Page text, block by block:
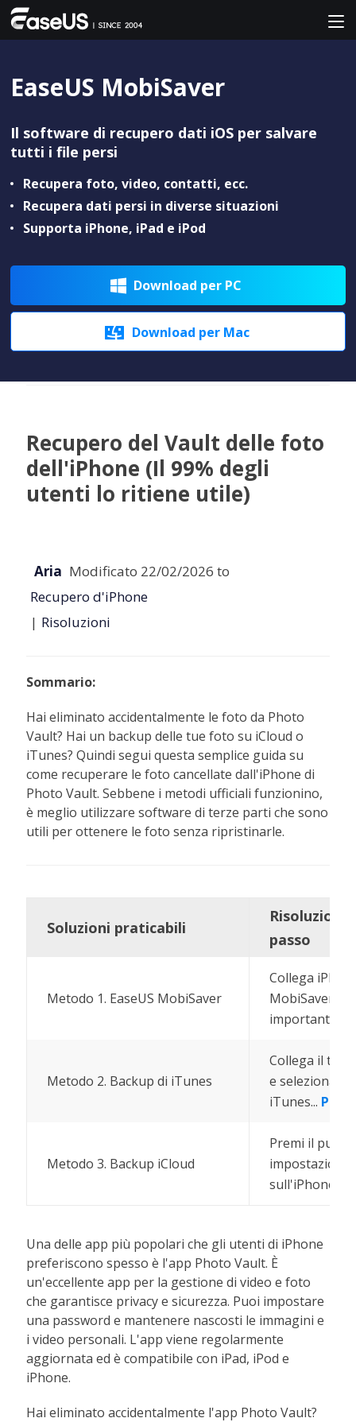
EaseUS MobiSaver
Il software di recupero dati iOS per salvare
tutti i file persi
Recupera foto, video, contatti, ecc.
Recupera dati persi in diverse situazioni
Supporta iPhone, iPad e iPod
 Download per PC
 Download per Mac
Recupero del Vault delle foto
dell'iPhone (Il 99% degli
utenti lo ritiene utile)
Aria Modificato 22/02/2026 to
Recupero d'iPhone
| Risoluzioni
Sommario:
Hai eliminato accidentalmente le foto da Photo
Vault? Hai un backup delle tue foto su iCloud o
iTunes? Quindi segui questa semplice guida su
come recuperare le foto cancellate dall'iPhone di
Photo Vault. Sebbene i metodi ufficiali funzionino,
è meglio utilizzare software di terze parti che sono
utili per ottenere le foto senza ripristinarle.
Soluzioni praticabili
passo
Metodo 1. EaseUS MobiSaver
Collega
MobiSaver;
importante...
Metodo 2. Backup di iTunes
Collega il tuo
e seleziona
iTunes...
Metodo 3. Backup iCloud
Premi il
impostazioni.
sull'iPhone;
Una delle app più popolari che gli utenti di iPhone
preferiscono spesso è l'app Photo Vault. È
un'eccellente app per la gestione di video e foto
che garantisce privacy e sicurezza. Puoi impostare
una password e mantenere nascosti le immagini e
i video personali. L'app viene regolarmente
aggiornata ed è compatibile con iPad, iPod e
iPhone.
Hai eliminato accidentalmente l'app Photo Vault?